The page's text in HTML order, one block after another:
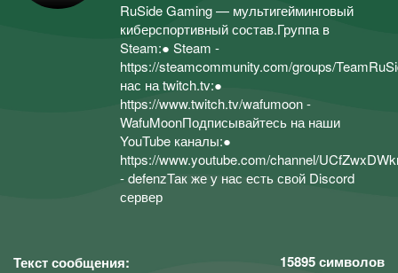
RuSide Gaming — мультигейминговый
киберспортивный состав.Группа в
Steam:● Steam -
https://steamcommunity.com/groups/
нас на twitch.tv:●
https://www.twitch.tv/wafumoon -
WafuMoonПодписывайтесь на наши
YouTube каналы:●
https://www.youtube.com/channel/
- defenzТак же у нас есть свой Discord
сервер
Текст сообщения: 15895символов